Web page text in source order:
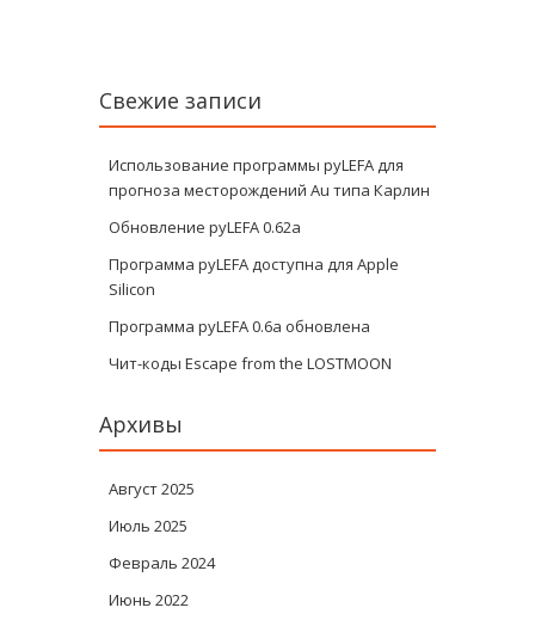
Свежие записи
Использование программы pyLEFA для
прогноза месторождений Au типа Карлин
Обновление pyLEFA 0.62a
Программа pyLEFA доступна для Apple
Silicon
Программа pyLEFA 0.6a обновлена
Чит-коды Escape from the LOSTMOON
Архивы
Август 2025
Июль 2025
Февраль 2024
Июнь 2022